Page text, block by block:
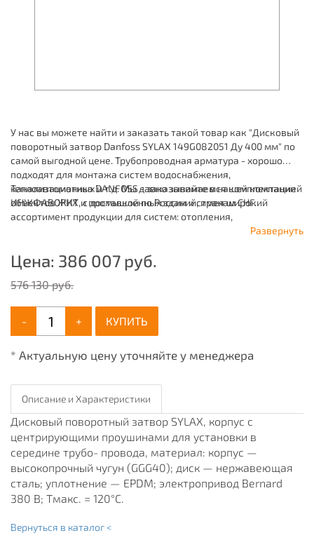
У нас вы можете найти и заказать такой товар как "Дисковый
поворотный затвор Danfoss SYLAX 149G082051 Ду 400 мм" по
самой выгодной цене. Трубопроводная арматура - хорошо
подходят для монтажа систем водоснабжения,
канализационных и т.д. Мы давно занимаемся комплектацией
объектов ЖКХ и промышленных зданий, имея широкий
ассортимент продукции для систем: отопления,
Теплоавтоматика DANFOSS - заказывайте в нашей компании
ИНЖФАВОРИТ, с доставкой по России и странам СНГ.
Развернуть
Цена: 386 007 руб.
576 130 руб.
- + КУПИТЬ
* Актуальную цену уточняйте у менеджера
Описание и Характеристики
Дисковый поворотный затвор SYLAX, корпус с
центрирующими проушинами для установки в
середине трубо- провода, материал: корпус —
высокопрочный чугун (GGG40); диск — нержавеющая
сталь; уплотнение — EPDM; электропривод Bernard
380 В; Тмакс. = 120°С.
Вернуться в каталог <